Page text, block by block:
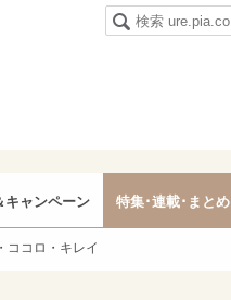
キャンペーン 特集･連載･まとめ
ココロ・キレイ